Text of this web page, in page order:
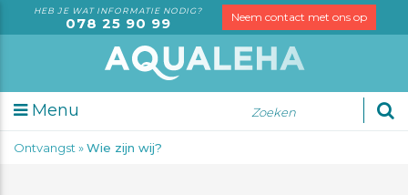
HEB JE WAT INFORMATIE NODIG?
078 25 90 99 Neem contact met ons op
Menu
Ontvangst »Wie zijn wij?